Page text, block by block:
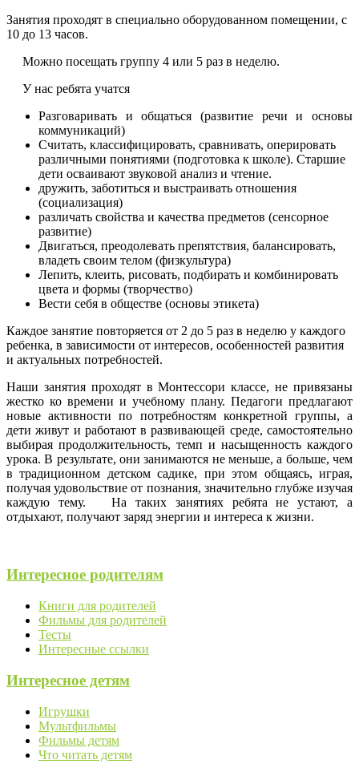
Занятия проходят в специально оборудованном помещении, с
10 до 13 часов.
Можно посещать группу 4 или 5 раз в неделю.
У нас ребята учатся
Разговаривать и общаться (развитие речи и основы
коммуникаций)
Считать, классифицировать, сравнивать, оперировать
различными понятиями (подготовка к школе). Старшие
дети осваивают звуковой анализ и чтение.
дружить, заботиться и выстраивать отношения
(социализация)
различать свойства и качества предметов (сенсорное
развитие)
Двигаться, преодолевать препятствия, балансировать,
владеть своим телом (физкультура)
Лепить, клеить, рисовать, подбирать и комбинировать
цвета и формы (творчество)
Вести себя в обществе (основы этикета)
Каждое занятие повторяется от 2 до 5 раз в неделю у каждого
ребенка, в зависимости от интересов, особенностей развития
и актуальных потребностей.
Наши занятия проходят в Монтессори классе, не привязаны
жестко ко времени и учебному плану. Педагоги предлагают
новые активности по потребностям конкретной группы, а
дети живут и работают в развивающей среде, самостоятельно
выбирая продолжительность, темп и насыщенность каждого
урока. В результате, они занимаются не меньше, а больше, чем
в традиционном детском садике, при этом общаясь, играя,
получая удовольствие от познания, значительно глубже изучая
каждую тему. На таких занятиях ребята не устают, а
отдыхают, получают заряд энергии и интереса к жизни.
Интересное родителям
Книги для родителей
Фильмы для родителей
Тесты
Интересные ссылки
Интересное детям
Игрушки
Мультфильмы
Фильмы детям
Что читать детям